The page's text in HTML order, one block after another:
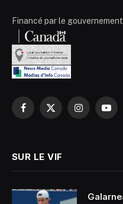
Financé par le
Facebook
X
Instagram
SUR LE VIF